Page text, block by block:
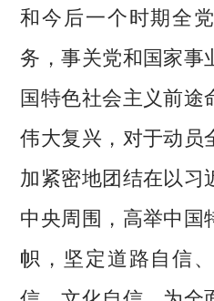
和今后一个时期全
务，事关党和国家事
国特色社会主义前途
伟大复兴，对于动员
加紧密地团结在以习
中央周围，高举中国
帜，坚定道路自信